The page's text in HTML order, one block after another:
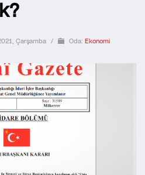
Çarşamba / Oda: Ekonomi